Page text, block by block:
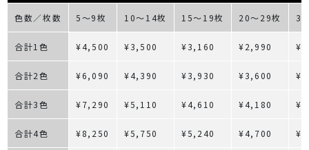
色数／枚数 5～9枚 10～14枚 15～19枚 20～29枚
合計1色 ¥4,500 ¥3,500 ¥3,160 ¥2,990
合計2色 ¥6,090 ¥4,390 ¥3,930 ¥3,600
合計3色 ¥7,290 ¥5,110 ¥4,610 ¥4,180
合計4色 ¥8,250 ¥5,750 ¥5,240 ¥4,700